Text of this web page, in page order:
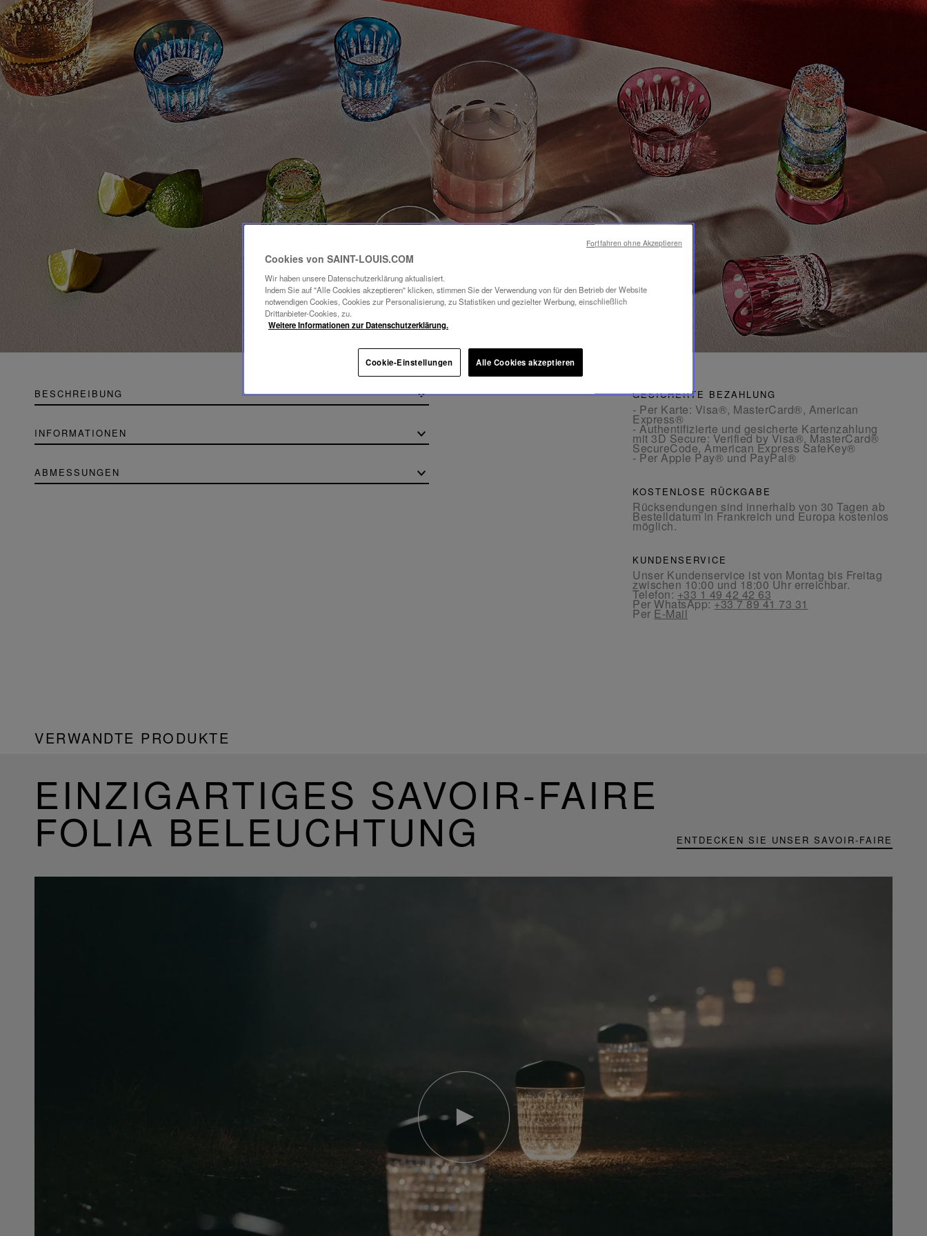
BESCHREIBUNG
INFORMATIONEN
ABMESSUNGEN
GESICHERTE BEZAHLUNG
- Per Karte: Visa®, MasterCard®, American
Express®
- Authentifizierte und gesicherte Kartenzahlung
mit 3D Secure: Verified by Visa®, MasterCard®
SecureCode, American Express SafeKey®
- Per Apple Pay® und PayPal®
KOSTENLOSE RÜCKGABE
Rücksendungen sind innerhalb von 30 Tagen ab
Bestelldatum in Frankreich und Europa kostenlos
möglich.
KUNDENSERVICE
Unser Kundenservice ist von Montag bis Freitag
zwischen 10:00 und 18:00 Uhr erreichbar.
Telefon:+33 1 49 42 42 63
Per WhatsApp:+33 7 89 41 73 31
Per E-Mail
VERWANDTE PRODUKTE
EINZIGARTIGES SAVOIR-FAIRE
FOLIA BELEUCHTUNG ENTDECKEN SIE UNSER SAVOIR-FAIRE
abspielen
YouTube-
Video,
Folia
Mini-
Portable-
Lampe
Cookies von SAINT-LOUIS.COM
Wir haben unsere Datenschutzerklärung aktualisiert.
Indem Sie auf "Alle Cookies akzeptieren" klicken, stimmen Sie der Verwendung von für den Betrieb der Website
notwendigen Cookies, Cookies zur Personalisierung, zu Statistiken und gezielter Werbung, einschließlich
Drittanbieter-Cookies, zu.
Weitere Informationen zur Datenschutzerklärung.
Cookie-Einstellungen Alle Cookies akzeptieren
Fortfahren ohne Akzeptieren